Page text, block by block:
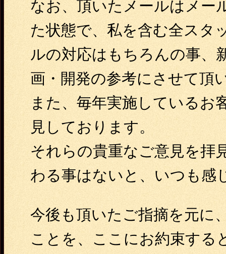
なお、頂いたメールはメー
た状態で、私を含む全スタ
ルの対応はもちろんの事、
画・開発の参考にさせて頂
また、毎年実施しているお
見しております。
それらの貴重なご意見を拝
わる事はないと、いつも感
今後も頂いたご指摘を元に
ことを、ここにお約束する